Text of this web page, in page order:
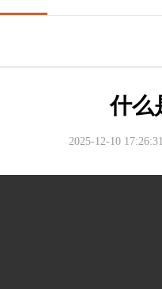
什么
2025-12-10 17:26:31